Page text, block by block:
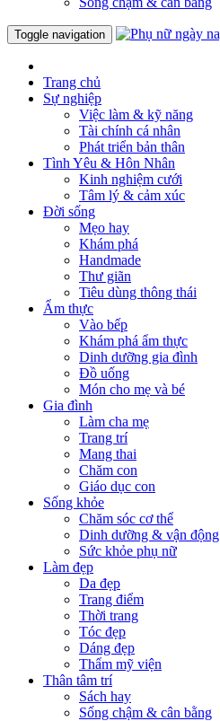
Toggle navigation
Trang chủ
Sự nghiệp
Việc làm & kỹ năng
Tài chính cá nhân
Phát triển bản thân
Tình Yêu & Hôn Nhân
Kinh nghiệm cưới
Tâm lý & cảm xúc
Đời sống
Mẹo hay
Khám phá
Handmade
Thư giãn
Tiêu dùng thông thái
Ẩm thực
Vào bếp
Khám phá ẩm thực
Dinh dưỡng gia đình
Đồ uống
Món cho mẹ và bé
Gia đình
Làm cha mẹ
Trang trí
Mang thai
Chăm con
Giáo dục con
Sống khỏe
Chăm sóc cơ thể
Dinh dưỡng & vận động
Sức khỏe phụ nữ
Làm đẹp
Da đẹp
Trang điểm
Thời trang
Tóc đẹp
Dáng đẹp
Thẩm mỹ viện
Thân tâm trí
Sách hay
Sống chậm & cân bằng